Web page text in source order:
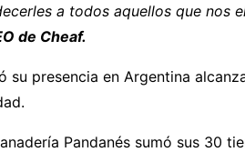
a todos aquellos que nos
de Cheaf.
su presencia en Argentina
Pandanés sumó sus 30